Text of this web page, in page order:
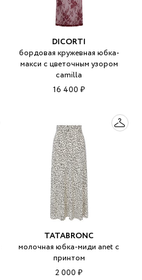
DICORTI
бордовая кружевная юбка-
макси с цветочным узором
camilla
16 400 ₽
TATABRONC
молочная юбка-миди anet с
принтом
2 000 ₽